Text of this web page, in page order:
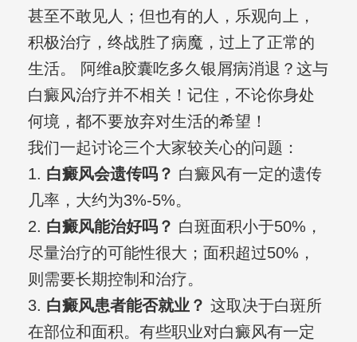
甚至不敢见人；但也有的人，乐观向上，
积极治疗，终战胜了病魔，过上了正常的
生活。 阿维a胶囊吃多久银屑病消退？这与
白癜风治疗并不相关！记住，不论你身处
何境，都不要放弃对生活的希望！
我们一起讨论三个大家较关心的问题：
1. 白癜风会遗传吗？ 白癜风有一定的遗传
几率，大约为3%-5%。
2. 白癜风能治好吗？ 白斑面积小于50%，
尽量治疗的可能性很大；面积超过50%，
则需要长期控制和治疗。
3. 白癜风患者能否就业？ 这取决于白斑所
在部位和面积。有些职业对白癜风有一定